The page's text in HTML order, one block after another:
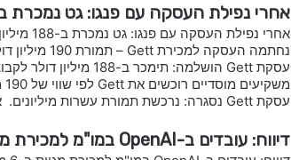
אחרי נפילת העסקה עם פנגו: גט נמכרת ב-188 מיליון
אחרי נפילת העסקה עם פנגו: גט נמכרת ב-188 מיליון דולר. TheMarker
נחתמה העסקה למכירת Gett – תמורת 190 מיליון דולר. ynet
עסקת Gett הושלמה: תימכר ב-188 מיליון דולר לקבוצת מוסדיים ישראלית. גלובס
משקיעים מוסדיים רוכשים את Gett לפי שווי של 190 מיליון דולר. ישראל היום
עסקת Gett נסגרה: נרכשת תמורת עשרות מיליונים. אמס
דיווח: עובדים ב-OpenAI במו"מ למכירת מניות ב-6 מיליארד דולר.